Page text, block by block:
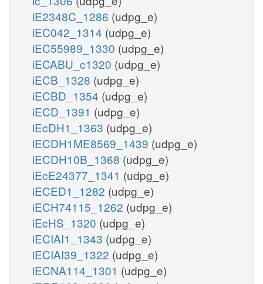
iE2348C_1286 (udpg_e)
iEC042_1314 (udpg_e)
iEC55989_1330 (udpg_e)
iECABU_c1320 (udpg_e)
iECB_1328 (udpg_e)
iECBD_1354 (udpg_e)
iECD_1391 (udpg_e)
iEcDH1_1363 (udpg_e)
iECDH1ME8569_1439 (udpg_e)
iECDH10B_1368 (udpg_e)
iEcE24377_1341 (udpg_e)
iECED1_1282 (udpg_e)
iECH74115_1262 (udpg_e)
iEcHS_1320 (udpg_e)
iECIAI1_1343 (udpg_e)
iECIAI39_1322 (udpg_e)
iECNA114_1301 (udpg_e)